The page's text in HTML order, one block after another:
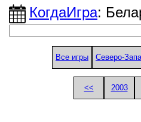
КогдаИгра:
Все игры Северо-
<< 2003